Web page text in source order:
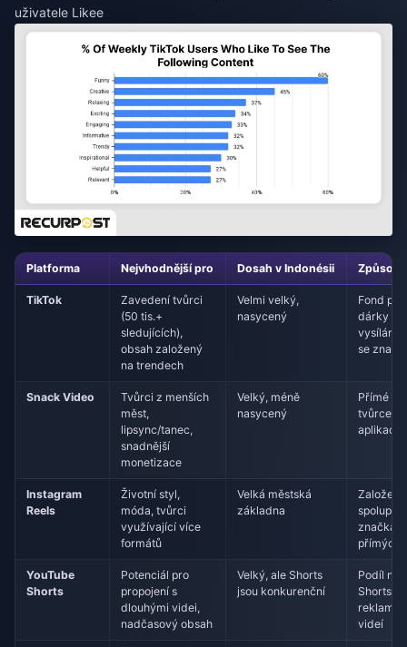
uživatele Likee
Platforma Nejvhodnější pro Dosah v Indonésii Způsob
TikTok
Zavedení tvůrci
(50 tis.+
sledujících),
obsah založený
na trendech
Velmi velký,
nasycený
Fond
dárky
vysílání,
se
Snack Video
Tvůrci z menších
měst,
lipsync/tanec,
snadnější
monetizace
Velký, méně
nasycený
Přímé
tvůrce,
aplikaci
Instagram
Reels
Životní styl,
móda, tvůrci
využívající více
formátů
Velká městská
základna
přímých
YouTube
Shorts
Potenciál pro
propojení s
dlouhými videi,
nadčasový obsah
Velký, ale Shorts
jsou konkurenční
Podíl na
Shorts,
reklam u
videí